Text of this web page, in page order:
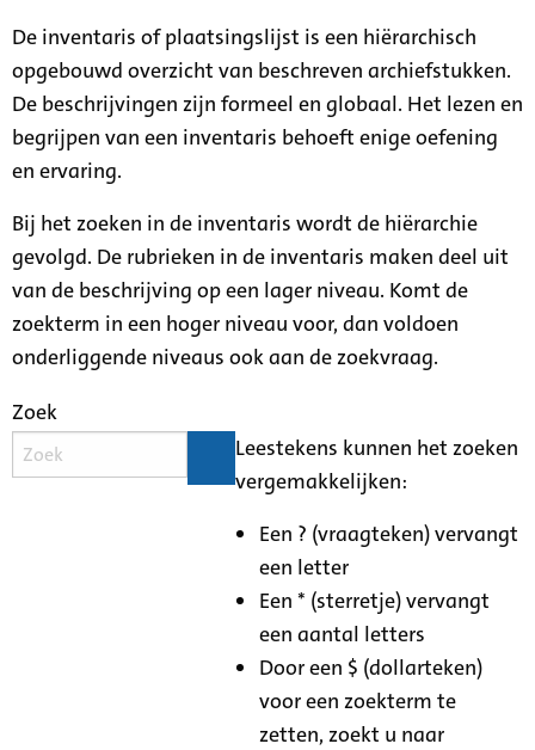
De inventaris of plaatsingslijst is een hiërarchisch
opgebouwd overzicht van beschreven archiefstukken.
De beschrijvingen zijn formeel en globaal. Het lezen en
begrijpen van een inventaris behoeft enige oefening
en ervaring.
Bij het zoeken in de inventaris wordt de hiërarchie
gevolgd. De rubrieken in de inventaris maken deel uit
van de beschrijving op een lager niveau. Komt de
zoekterm in een hoger niveau voor, dan voldoen
onderliggende niveaus ook aan de zoekvraag.
Zoek
Leestekens kunnen het zoeken
vergemakkelijken:
Een ? (vraagteken) vervangt
een letter
Een * (sterretje) vervangt
een aantal letters
Door een $ (dollarteken)
voor een zoekterm te
zetten, zoekt u naar